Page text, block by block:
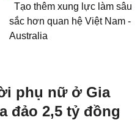
Tạo thêm xung lực làm sâu
sắc hơn quan hệ Việt Nam -
Australia
phụ nữ ở Gia
đảo 2,5 tỷ đồng